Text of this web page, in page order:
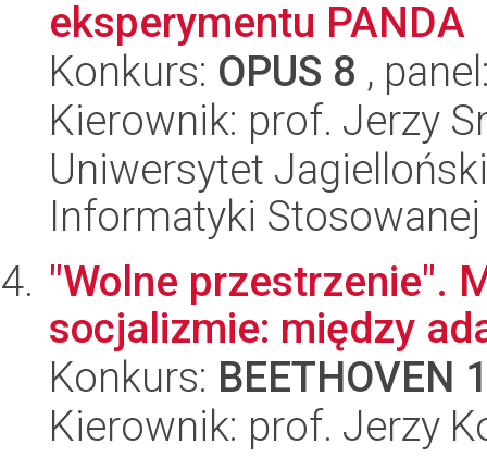
eksperymentu PANDA
Konkurs: OPUS 8 ,
Kierownik: prof. Jerzy
Uniwersytet
Informatyki Stosowanej
"Wolne przestrzenie".
socjalizmie: między
Konkurs: BEETHOVEN
Kierownik: prof. Jerzy